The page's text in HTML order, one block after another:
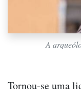
A
Tornou-se uma